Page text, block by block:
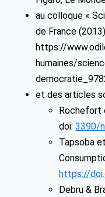
au colloque «
de France
https://
humaines/
et des articles
Rochefort
doi:3390/
Tapsoba
https://
Debru &